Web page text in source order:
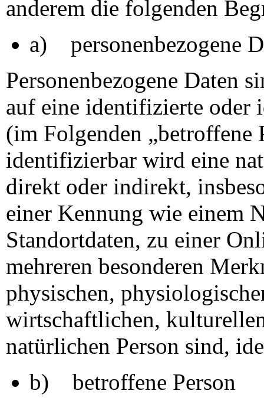
anderem die folgenden
a) personenbezogene
Personenbezogene Daten
auf eine identifizierte oder
(im Folgenden „betroffene
identifizierbar wird eine
direkt oder indirekt,
einer Kennung wie einem
Standortdaten, zu einer
mehreren besonderen
physischen,
wirtschaftlichen,
natürlichen Person sind,
b) betroffene Person